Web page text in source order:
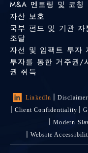
M&A 멘토링 및 코칭
자산 보호
국부 펀드 및 기관 자
조달
자선 및 임팩트 투자
투자를 통한 거주권/
권 취득
LinkedIn Disclaimer
Client Confidentiality
Modern
Website